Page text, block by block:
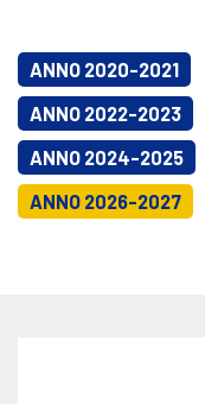
ANNO 2020-2021
ANNO 2022-2023
ANNO 2024-2025
ANNO 2026-2027